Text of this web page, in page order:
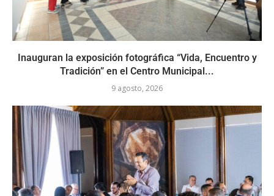
Inauguran la exposición fotográfica “Vida, Encuentro y
Tradición” en el Centro Municipal...
9 agosto, 2026